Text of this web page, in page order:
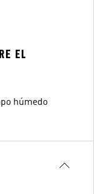
EL
húmedo